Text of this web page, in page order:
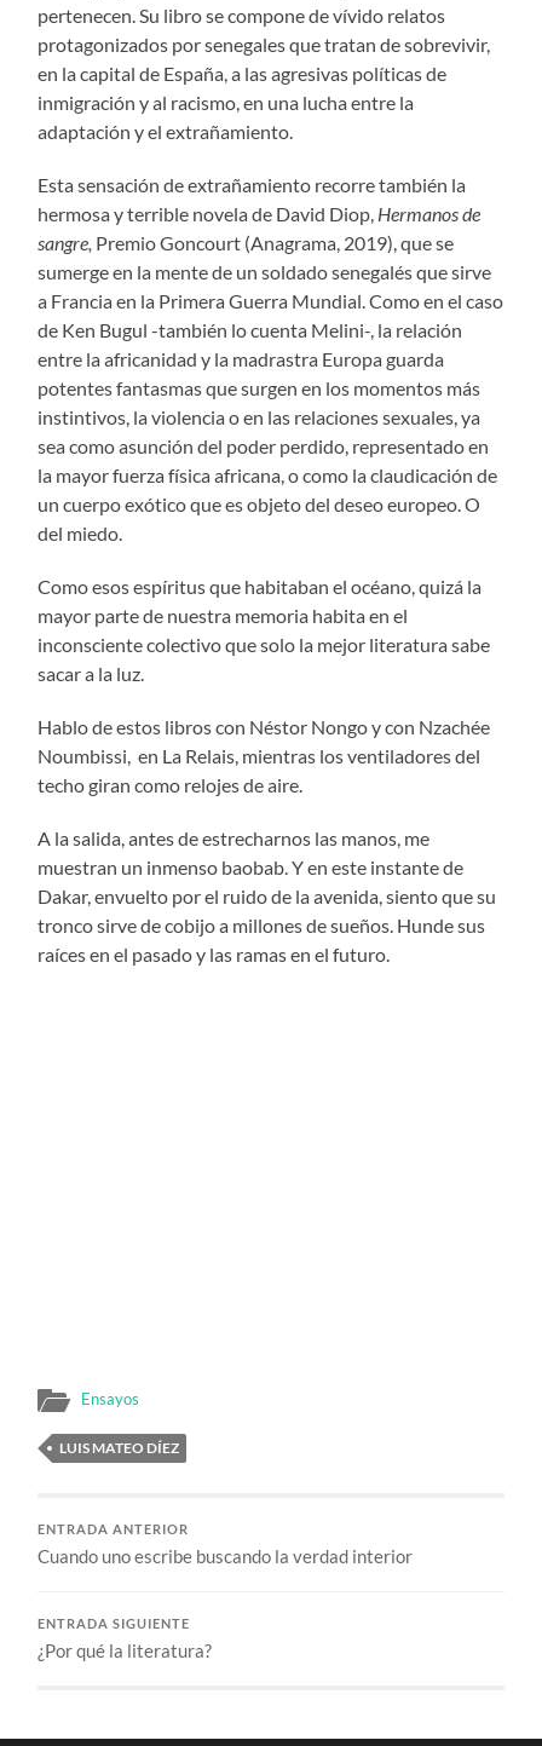
pertenecen. Su libro se compone de vívido relatos
protagonizados por senegales que tratan de sobrevivir,
en la capital de España, a las agresivas políticas de
inmigración y al racismo, en una lucha entre la
adaptación y el extrañamiento.
Esta sensación de extrañamiento recorre también la
hermosa y terrible novela de David Diop, Hermanos de
sangre, Premio Goncourt (Anagrama, 2019), que se
sumerge en la mente de un soldado senegalés que sirve
a Francia en la Primera Guerra Mundial. Como en el caso
de Ken Bugul -también lo cuenta Melini-, la relación
entre la africanidad y la madrastra Europa guarda
potentes fantasmas que surgen en los momentos más
instintivos, la violencia o en las relaciones sexuales, ya
sea como asunción del poder perdido, representado en
la mayor fuerza física africana, o como la claudicación de
un cuerpo exótico que es objeto del deseo europeo. O
del miedo.
Como esos espíritus que habitaban el océano, quizá la
mayor parte de nuestra memoria habita en el
inconsciente colectivo que solo la mejor literatura sabe
sacar a la luz.
Hablo de estos libros con Néstor Nongo y con Nzachée
Noumbissi, en La Relais, mientras los ventiladores del
techo giran como relojes de aire.
A la salida, antes de estrecharnos las manos, me
muestran un inmenso baobab. Y en este instante de
Dakar, envuelto por el ruido de la avenida, siento que su
tronco sirve de cobijo a millones de sueños. Hunde sus
raíces en el pasado y las ramas en el futuro.
Ensayos
LUIS MATEO DÍEZ
ENTRADA ANTERIOR
Cuando uno escribe buscando la verdad interior
ENTRADA SIGUIENTE
¿Por qué la literatura?